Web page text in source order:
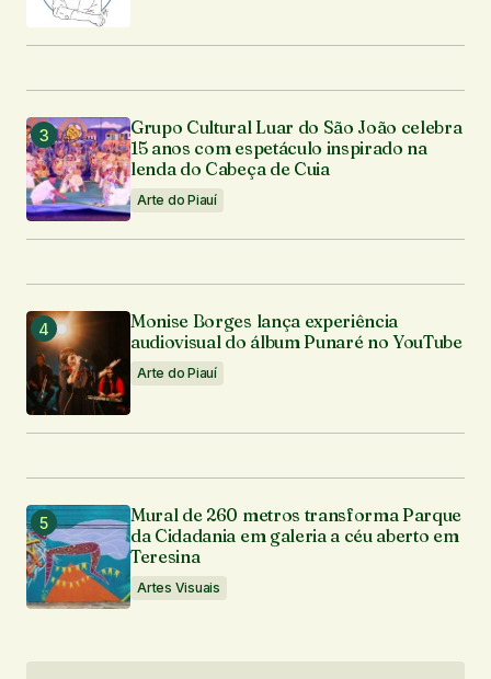
Grupo Cultural Luar do São João celebra
15 anos com espetáculo inspirado na
lenda do Cabeça de Cuia
Arte do Piauí
Monise Borges lança experiência
audiovisual do álbum Punaré no YouTube
Arte do Piauí
Mural de 260 metros transforma Parque
da Cidadania em galeria a céu aberto em
Teresina
Artes Visuais